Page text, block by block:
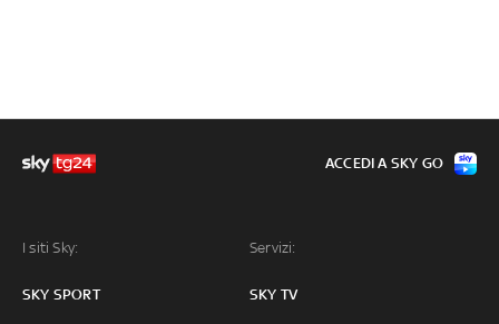
I siti Sky:
SKY SPORT
Servizi:
SKY TV
ACCEDI A SKY GO